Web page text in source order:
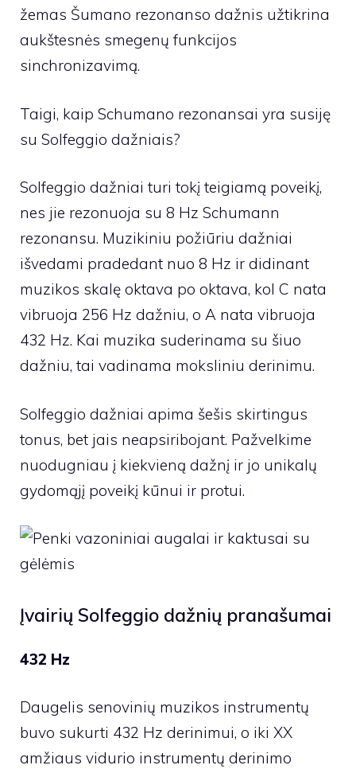
žemas Šumano rezonanso dažnis užtikrina
aukštesnės smegenų funkcijos
sinchronizavimą.
Taigi, kaip Schumano rezonansai yra susiję
su Solfeggio dažniais?
Solfeggio dažniai turi tokį teigiamą poveikį,
nes jie rezonuoja su 8 Hz Schumann
rezonansu. Muzikiniu požiūriu dažniai
išvedami pradedant nuo 8 Hz ir didinant
muzikos skalę oktava po oktava, kol C nata
vibruoja 256 Hz dažniu, o A nata vibruoja
432 Hz. Kai muzika suderinama su šiuo
dažniu, tai vadinama moksliniu derinimu.
Solfeggio dažniai apima šešis skirtingus
tonus, bet jais neapsiribojant. Pažvelkime
nuodugniau į kiekvieną dažnį ir jo unikalų
gydomąjį poveikį kūnui ir protui.
Įvairių Solfeggio dažnių pranašumai
432 Hz
Daugelis senovinių muzikos instrumentų
buvo sukurti 432 Hz derinimui, o iki XX
amžiaus vidurio instrumentų derinimo